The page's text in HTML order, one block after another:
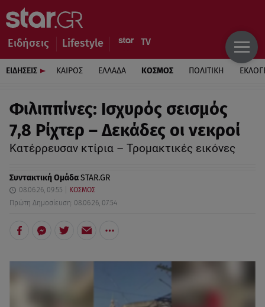
Ειδήσεις Lifestyle
ΕΙΔΗΣΕΙΣ ΚΑΙΡΟΣ ΕΛΛΑΔΑ ΚΟΣΜΟΣ ΠΟΛΙΤΙΚΗ
Φιλιππίνες: Ισχυρός σεισμός
7,8 Ρίχτερ – Δεκάδες οι νεκροί
Κατέρρευσαν κτίρια – Τρομακτικές εικόνες
Συντακτική ΟμάδαSTAR.GR
08.06.26, 09:55
ΚΟΣΜΟΣ
Πρώτη Δημοσίευση: 08.06.26, 07:54